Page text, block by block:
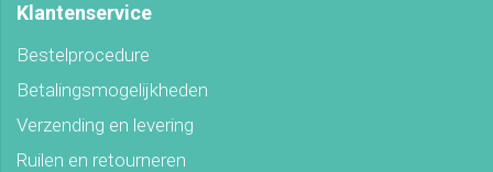
Klantenservice
Bestelprocedure
Betalingsmogelijkheden
Verzending en levering
Ruilen en retourneren